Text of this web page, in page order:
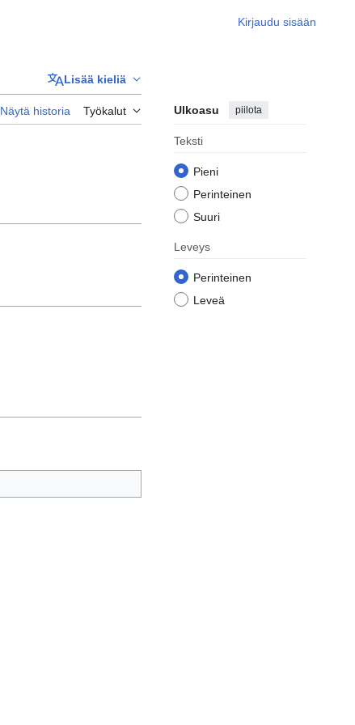
Kirjaudu sisään
Lisää kieliä
Näytä historia Työkalut Ulkoasu piilota
Teksti
Pieni
Perinteinen
Suuri
Leveys
Perinteinen
Leveä